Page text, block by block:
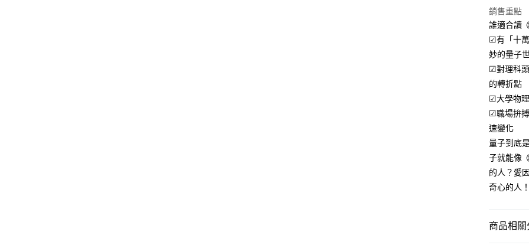
銷售重點
誰適合讀
☑有「十
妙的量子
☑對理科
的轉折點
☑大學物
☑職場拚
速變化
量子到底
子就能像
的人？愛
奇心的人！
商品相關